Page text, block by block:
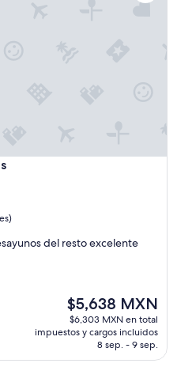
del resto excelente
El
precio
actual
de
$5,638 MXN
$6,303 MXN en total
impuestos y cargos incluidos
8 sep. - 9 sep.